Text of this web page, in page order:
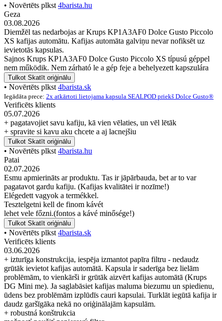
• Novērtēts plkst 4barista.hu
Geza
03.08.2026
Diemžēl tas nedarbojas ar Krups KP1A3AF0 Dolce Gusto Piccolo
XS kafijas automātu. Kafijas automāta galviņu nevar nofiksēt uz
ievietotās kapsulas.
Sajnos Krups KP1A3AF0 Dolce Gusto Piccolo XS típusú géppel
nem működik. Nem zárható le a gép feje a behelyezett kapszulára
Tulkot Skatīt oriģinālu
• Novērtēts plkst 4barista.sk
Iegādāta prece: 2x atkārtoti lietojama kapsula SEALPOD priekš Dolce Gusto®
Verificēts klients
05.07.2026
+ pagatavojiet savu kafiju, kā vien vēlaties, un vēl lētāk
+ spravite si kavu aku chcete a aj lacnejšiu
Tulkot Skatīt oriģinālu
• Novērtēts plkst 4barista.hu
Patai
02.07.2026
Esmu apmierināts ar produktu. Tas ir jāpārbauda, bet ar to var
pagatavot gardu kafiju. (Kafijas kvalitātei ir nozīme!)
Elégedett vagyok a termékkel.
Tesztelgetni kell de finom kávét
lehet vele főzni.(fontos a kávé minősége!)
Tulkot Skatīt oriģinālu
• Novērtēts plkst 4barista.sk
Verificēts klients
03.06.2026
+ izturīga konstrukcija, iespēja izmantot papīra filtru - nedaudz
grūtāk ievietot kafijas automātā. Kapsula ir saderīga bez lielām
problēmām, to vienkārši ir grūtāk aizvērt kafijas automātā (Krups
DG Mini me). Ja saglabāsiet kafijas maluma biezumu un spiedienu,
ūdens bez problēmām izplūdīs cauri kapsulai. Turklāt iegūtā kafija ir
daudz garšīgāka nekā no oriģinālajām kapsulām.
+ robustná konštrukcia